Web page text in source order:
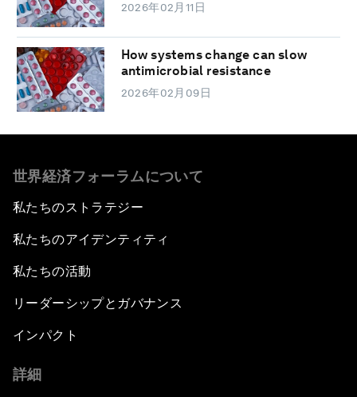
2026年02月11日
How systems change can slow
antimicrobial resistance
2026年02月09日
世界経済フォーラムについて
私たちのストラテジー
私たちのアイデンティティ
私たちの活動
リーダーシップとガバナンス
インパクト
詳細